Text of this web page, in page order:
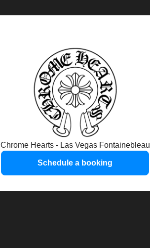
Chrome Hearts - Las Vegas Fontainebleau
Schedule a booking